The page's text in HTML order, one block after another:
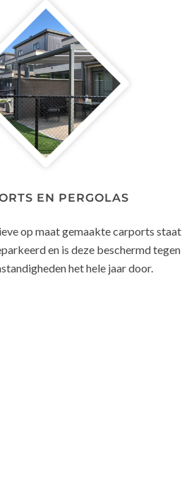
EN PERGOLAS
op maat gemaakte carports staat
en is deze beschermd tegen
het hele jaar door.